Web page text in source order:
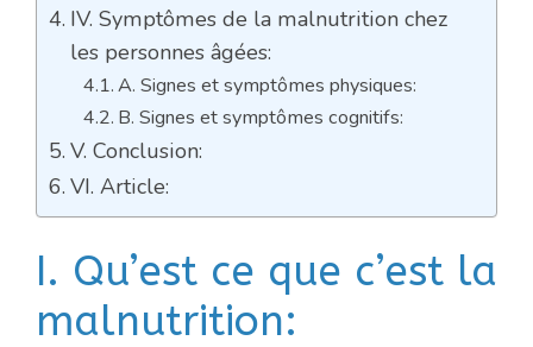
IV. Symptômes de la malnutrition chez
les personnes âgées:
A. Signes et symptômes physiques:
B. Signes et symptômes cognitifs:
V. Conclusion:
VI. Article:
I. Qu’est ce que c’est la
malnutrition: